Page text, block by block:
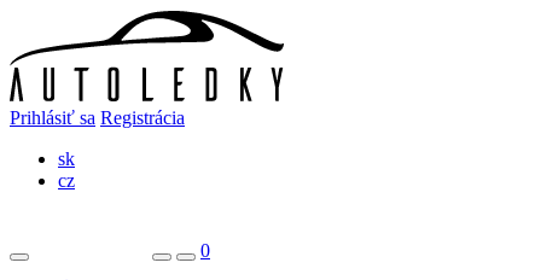
Prihlásiť sa Registrácia
sk
cz
0